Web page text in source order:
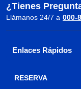
¿Tienes
Llámanos 24/7 a 000-
Enlaces Rápidos
RESERVA